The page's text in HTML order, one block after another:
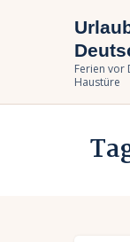
Ferien vor
Haustüre